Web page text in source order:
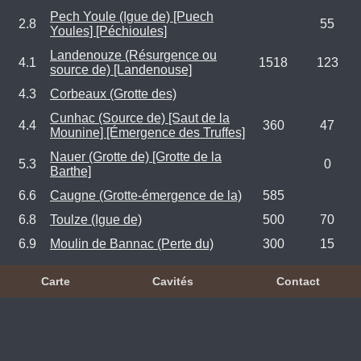
2.8
Pech Youle (Igue de) [Puech
Youles] [Péchioules]
55
4.1
Landenouze (Résurgence ou
source de) [Landenouse]
1518 123
4.3 Corbeaux (Grotte des)
4.4
Cunhac (Source de) [Saut de la
Mounine] [Émergence des Truffes]
360 47
5.3
Nauer (Grotte de) [Grotte de la
Barthe]
0
6.6 Caugne (Grotte-émergence de la)
585
6.8
Toulze (Igue de) 500
70
6.9
Moulin de Bannac (Perte du) 300 15
Carte Cavités Contact